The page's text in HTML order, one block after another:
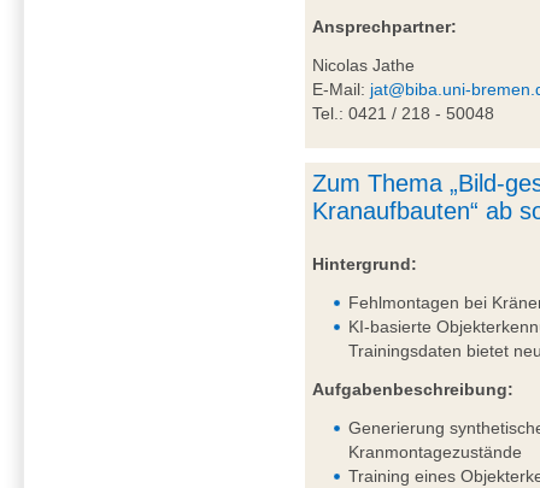
Ansprechpartner:
Nicolas Jathe
E-Mail: jat@biba.uni-
Tel.: 0421 / 218 - 50048
Zum Thema „Bild-
Kranaufbauten“ ab
Hintergrund:
Fehlmontagen bei
KI-basierte
Trainingsdaten bietet
Aufgabenbeschreibung:
Generierung
Kranmontagezustände
Training eines